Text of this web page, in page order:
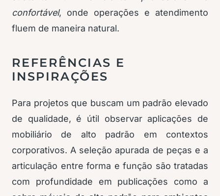
confortável, onde operações e atendimento
fluem de maneira natural.
REFERÊNCIAS E
INSPIRAÇÕES
Para projetos que buscam um padrão elevado
de qualidade, é útil observar aplicações de
mobiliário de alto padrão em contextos
corporativos. A seleção apurada de peças e a
articulação entre forma e função são tratadas
com profundidade em publicações como a